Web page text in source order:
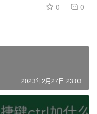
0 0
2023年2月27日 23:03